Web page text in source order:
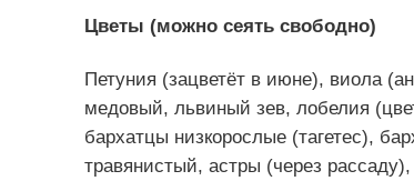
Цветы (можно сеять свободно)
Петуния (зацветёт в июне), виола
медовый, львиный зев, лобелия
бархатцы низкорослые (тагетес),
травянистый, астры (через